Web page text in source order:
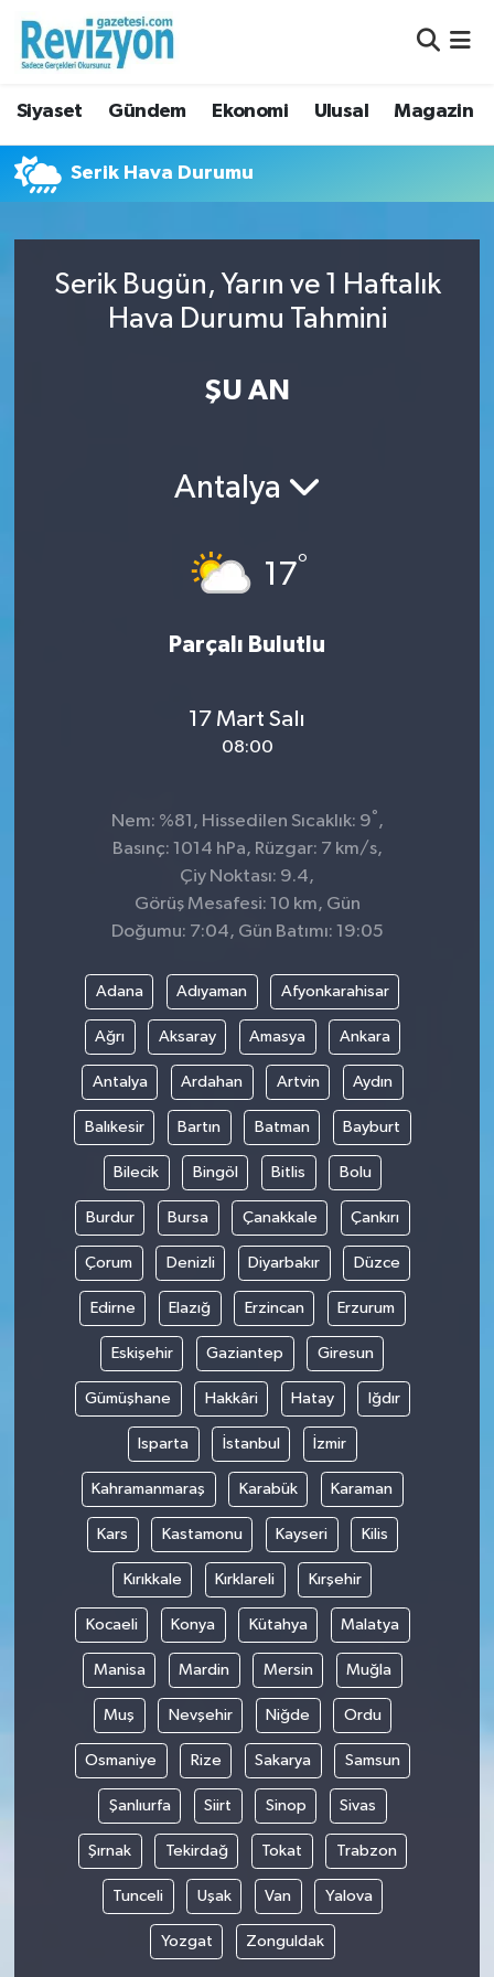
Siyaset Gündem Ekonomi Ulusal Magazin
Serik Hava Durumu
Serik Bugün, Yarın ve 1 Haftalık
Hava Durumu Tahmini
ŞU AN
Antalya
17°
Parçalı Bulutlu
17 Mart Salı
08:00
Nem: %81, Hissedilen Sıcaklık: 9° ,
Basınç: 1014 hPa, Rüzgar: 7 km/s,
Çiy Noktası: 9.4,
Görüş Mesafesi: 10 km, Gün
Doğumu: 7:04, Gün Batımı: 19:05
Adana Adıyaman Afyonkarahisar
Ağrı Aksaray Amasya Ankara
Antalya Ardahan Artvin Aydın
Balıkesir Bartın Batman Bayburt
Bilecik Bingöl Bitlis Bolu
Burdur Bursa Çanakkale Çankırı
Çorum Denizli Diyarbakır Düzce
Edirne Elazığ Erzincan Erzurum
Eskişehir Gaziantep Giresun
Gümüşhane Hakkâri Hatay Iğdır
Isparta İstanbul İzmir
Kahramanmaraş Karabük Karaman
Kars Kastamonu Kayseri Kilis
Kırıkkale Kırklareli Kırşehir
Kocaeli Konya Kütahya Malatya
Manisa Mardin Mersin Muğla
Muş Nevşehir Niğde Ordu
Osmaniye Rize Sakarya Samsun
Şanlıurfa Siirt Sinop Sivas
Şırnak Tekirdağ Tokat Trabzon
Tunceli Uşak Van Yalova
Yozgat Zonguldak
Süper Lig Puan Durumu ve Fikstür